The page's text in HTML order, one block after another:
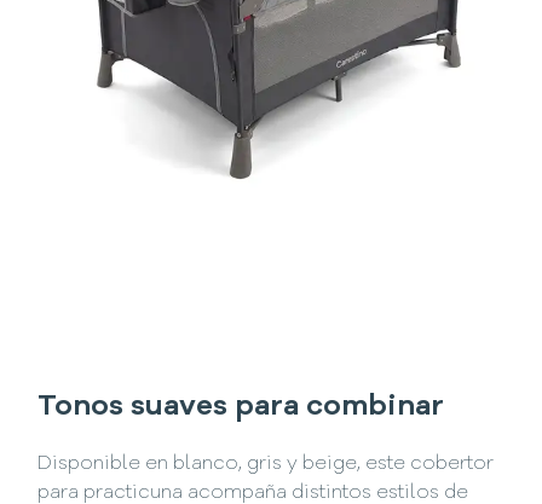
Tonos suaves para combinar
Disponible en blanco, gris y beige, este cobertor
para practicuna acompaña distintos estilos de